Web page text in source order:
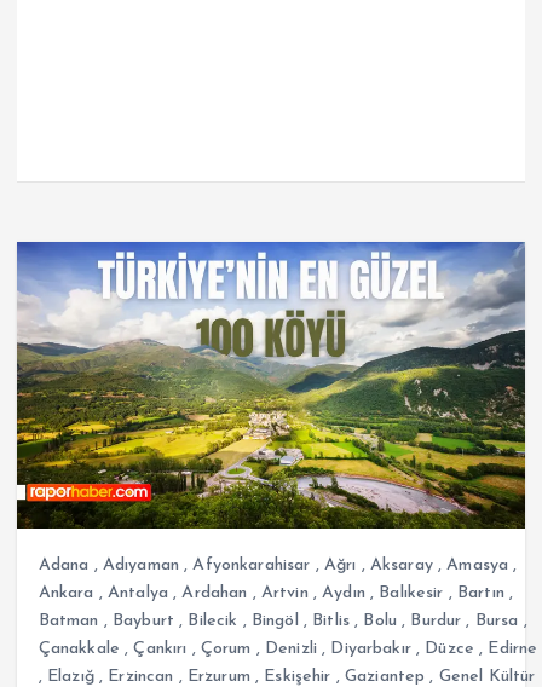
Adana , Adıyaman ,Afyonkarahisar , Ağrı , Aksaray,Amasya ,
Ankara , Antalya ,Ardahan , Artvin ,Aydın , Balıkesir , Bartın ,
Batman , Bayburt , Bilecik , Bingöl , Bitlis , Bolu , Burdur , Bursa ,
Çanakkale ,Çankırı , Çorum , Denizli , Diyarbakır, Düzce , Edirne
, Elazığ, Erzincan , Erzurum , Eskişehir , Gaziantep , Genel Kültür